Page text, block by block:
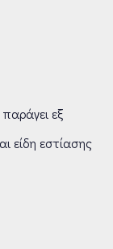
εξ
είδη εστίασης